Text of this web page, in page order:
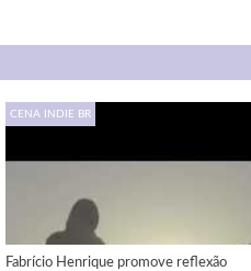
CENA INDIE BR
Fabrício Henrique promove reflexão